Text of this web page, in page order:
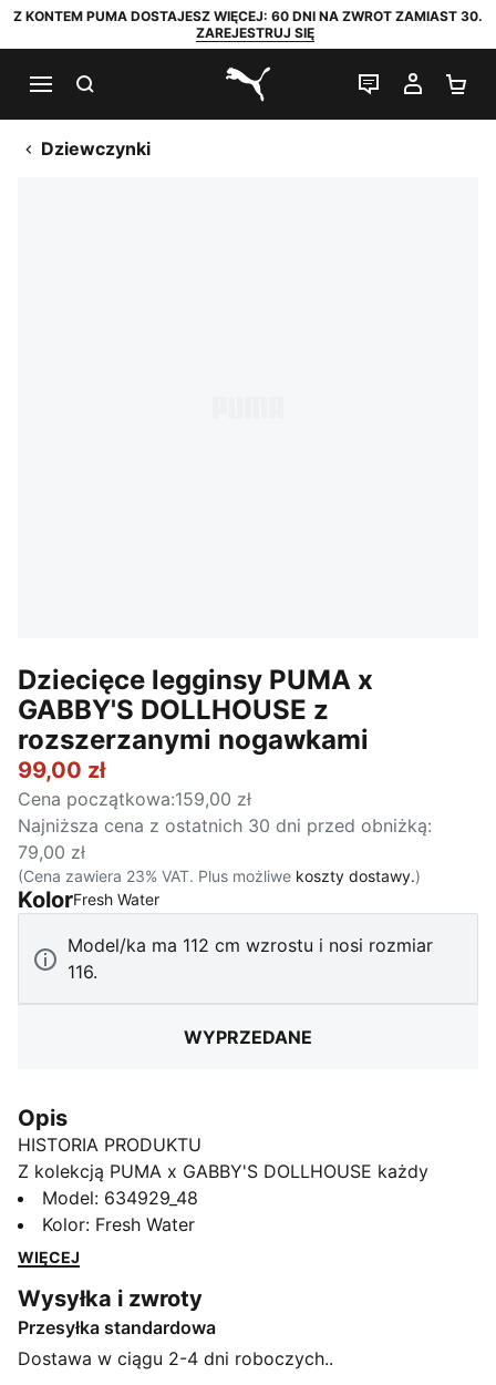
Z KONTEM PUMA DOSTAJESZ WIĘCEJ: 60 DNI NA ZWROT ZAMIAST 30.
ZAREJESTRUJ SIĘ
PUMA.com
CZAT NA
MOJE
Dziewczynki
Dziecięce legginsy PUMA x
GABBY'S DOLLHOUSE z
rozszerzanymi nogawkami
99,00 zł
Cena początkowa:159,00 zł
Najniższa cena z ostatnich 30 dni przed obniżką:
79,00 zł
(Cena zawiera 23% VAT. Plus możliwe koszty dostawy.)
KolorFresh Water:
Model/ka ma 112 cm wzrostu i nosi rozmiar
116.
WYPRZEDANE
Opis
HISTORIA PRODUKTU
Z kolekcją PUMA x GABBY'S DOLLHOUSE każdy
dzień jest „kotastyczny”! Mali fani serialu pokochają
codzienne fasony w stylu Gabi – pełne szkiców,
radosnych pasteli i klimatu prac ręcznych. Te
plac zabaw, ozdobiony błyszczącymi detalami i
grafiką z Kociego Domku Gabi.
CECHY + KORZYŚCI
Model: 634929_48
Kolor: Fresh Water
WIĘCEJ
Wysyłka i zwroty
Przesyłka standardowa
Dostawa w ciągu 2-4 dni roboczych..